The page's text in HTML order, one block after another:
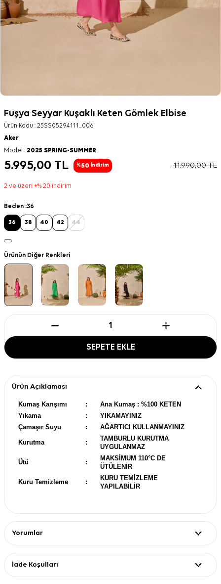
Fuşya Seyyar Kuşaklı Keten Gömlek Elbise
Ürün Kodu : 25SS05294111_006
Aker
Model : 2025 SPRING-SUMMER
5.995,00 TL %50 İndirim 11.990,00TL
2 ve üzeri +% 20 indirim
Beden :36
36 38 40 42 44
Ürünün Diğer Renkleri
SEPETE EKLE
Ürün Açıklaması
Kumaş Karışımı :
Ana Kumaş : %100 KETEN
Yıkama
:
YIKAMAYINIZ
Çamaşır Suyu
: AĞARTICI KULLANMAYINIZ
Kurutma :
TAMBURLU KURUTMA
UYGULANMAZ
Ütü :
MAKSİMUM 110°C DE
ÜTÜLENİR
Kuru Temizleme :
KURU TEMİZLEME
YAPILABİLİR
Yorumlar
İade Koşulları